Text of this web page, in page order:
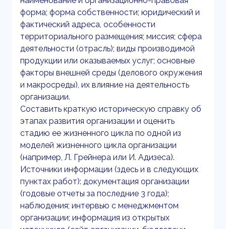
форма; форма собственности; юридический и
фактический адреса, особенности
территориального размещения; миссия; сфера
деятельности (отрасль); виды производимой
продукции или оказываемых услуг; основные
факторы внешней среды (делового окружения
и макросреды), их влияние на деятельность
организации.
Составить краткую историческую справку об
этапах развития организации и оценить
стадию ее жизненного цикла по одной из
моделей жизненного цикла организации
(например, Л. Грейнера или И. Адизеса).
Источники информации (здесь и в следующих
пунктах работ): документация организации
(годовые отчеты за последние 3 года);
наблюдения; интервью с менеджментом
организации; информация из открытых